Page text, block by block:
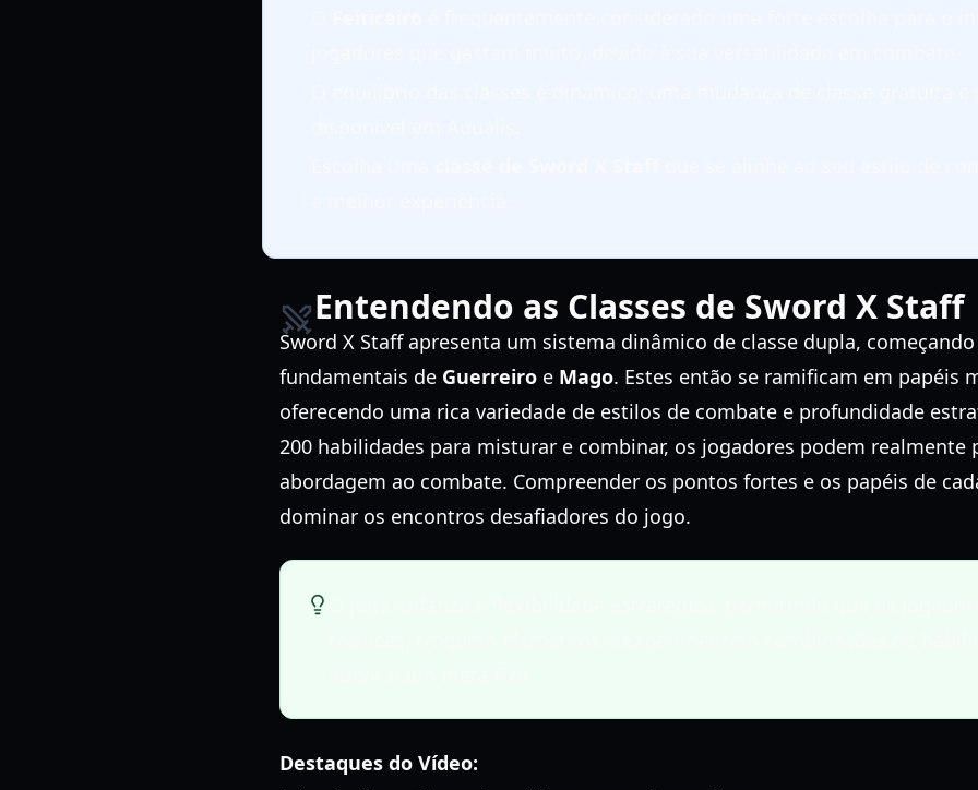
Entendendo as Classes de Sword X Staff
Sword X Staff apresenta um sistema dinâmico de classe dupla,
fundamentais de Guerreiro e Mago. Estes então se ramificam em papéis
oferecendo uma rica variedade de estilos de combate e profundidade
200 habilidades para misturar e combinar, os jogadores podem realmente
abordagem ao combate. Compreender os pontos fortes e os papéis de
dominar os encontros desafiadores do jogo.
Destaques do Vídeo: